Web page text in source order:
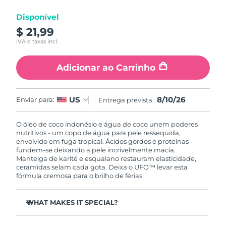
Disponível
$ 21,99
IVA e taxas incl.
Adicionar ao Carrinho
Enviar para: US Entrega prevista: 8/10/26
O óleo de coco indonésio e água de coco unem poderes
nutritivos - um copo de água para pele ressequida,
envolvido em fuga tropical. Ácidos gordos e proteínas
fundem-se deixando a pele incrivelmente macia.
Manteiga de karité e esqualano restauram elasticidade,
ceramidas selam cada gota. Deixa o UFO™ levar esta
fórmula cremosa para o brilho de férias.
WHAT MAKES IT SPECIAL?
Macau, RAE da
China
Malásia Entrega prevista 8/12/26
Malta Entrega prevista8/9/26
Mônaco Entrega prevista8/10/26
Países Baixos Entrega prevista8/9/26
Nova Zelândia